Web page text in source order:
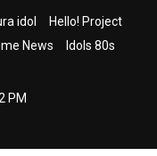
idol
Hello! Project
News
Idols 80s
PM